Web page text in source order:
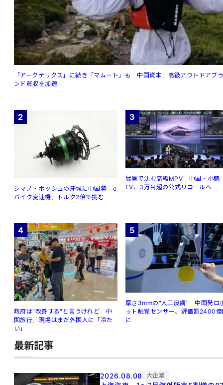
「アークテリクス」に続き「マムート」も 中国資本、高級アウトドアブ
ンド買収を加速
2
シマノ・ボッシュの牙城に中国勢 e
バイク変速機、トルク2倍で挑む
3
猛暑で沈む高級MPV 中国・小鵬
EV、3万台超の公式リコールへ
4
政府は"改善する"と言うけれど 中
国旅行、現場はまだ外国人に「冷た
い」
5
厚さ3mmの"人工皮膚" 中国発ロ
ット触覚センサー、評価額2400
に
最新記事
2026.08.08 大企業